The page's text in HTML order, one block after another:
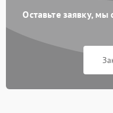
Оставьте заявку,